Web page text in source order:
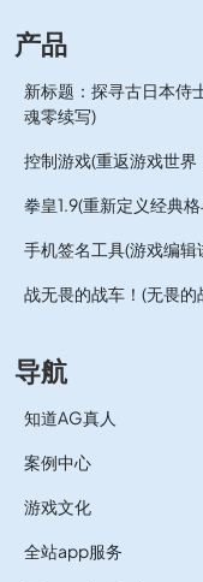
产品
新标题：探寻古日本侍
魂零续写)
控制游戏(重返游戏世
拳皇1.9(重新定义经典
手机签名工具(游戏编
战无畏的战车！(无畏
导航
知道AG真人
案例中心
游戏文化
全站app服务